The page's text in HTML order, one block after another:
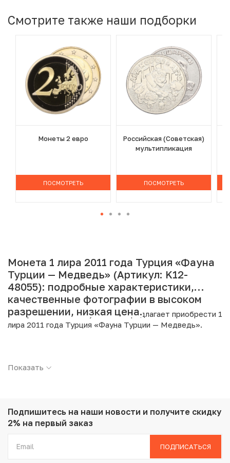
Смотрите также наши подборки
Монеты 2 евро
ПОСМОТРЕТЬ
Российская (Советская)
мультипликация
ПОСМОТРЕТЬ
Монета 1 лира 2011 года Турция «Фауна
Турции — Медведь» (Артикул: K12-
48055): подробные характеристики,
качественные фотографии в высоком
разрешении, низкая цена.
Интернет магазин «Нумизмат» предлагает приобрести 1
лира 2011 года Турция «Фауна Турции — Медведь».
Страна: Турция
Вес: 8.3 г
Диаметр: 26.15 мм
Состояние: UNC
Показать
Подпишитесь на наши новости и получите скидку
2% на первый заказ
ПОДПИСАТЬСЯ